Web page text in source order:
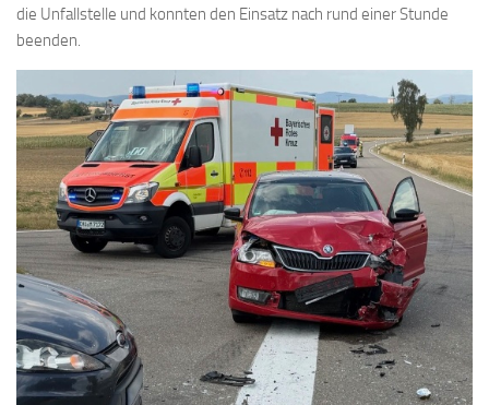
die Unfallstelle und konnten den Einsatz nach rund einer Stunde
beenden.